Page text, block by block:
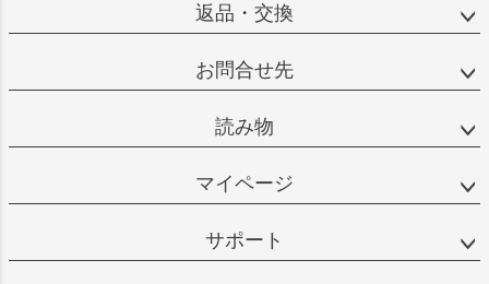
返品・交換
お問合せ先
読み物
マイページ
サポート